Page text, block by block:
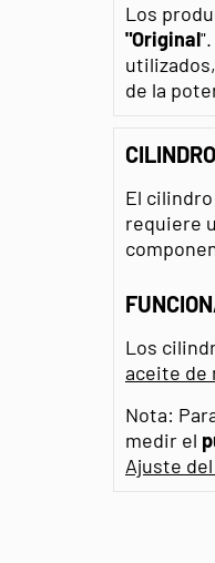
Los
"Original
de la
El
requiere
Los
aceite
Nota:
medir el
Ajuste